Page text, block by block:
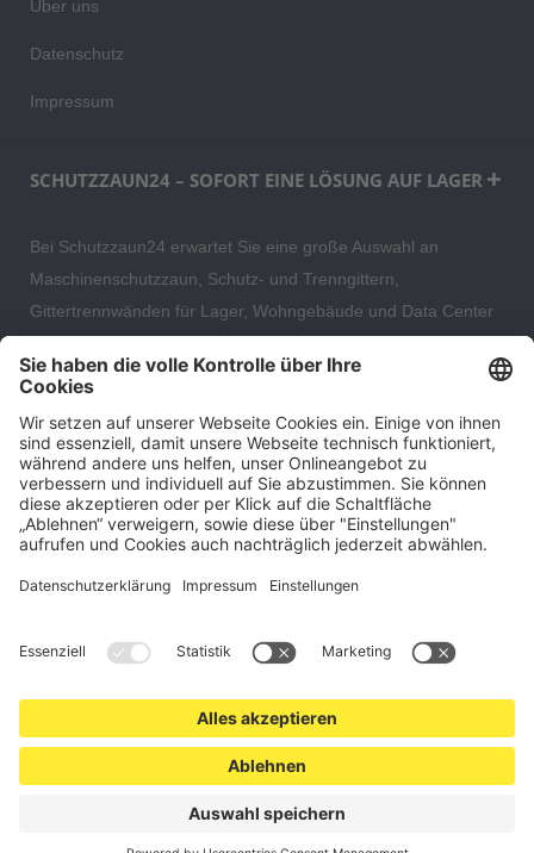
Über uns
Datenschutz
Impressum
SCHUTZZAUN24 – SOFORT EINE LÖSUNG AUF LAGER
Bei Schutzzaun24 erwartet Sie eine große Auswahl an
Maschinenschutzzaun, Schutz- und Trenngittern,
Gittertrennwänden für Lager, Wohngebäude und Data Center
hochwertige Gartenzäune und Zaunsysteme für die sichere
öffentlichen Grundstücken. Darüber hinaus finden Sie bei uns
Produkte der Betriebsausstattung, wie Absperrtechnik,
Transportgeräte, Verkehrssicherung sowie Bau- und
Eventsicherung.
Cookie-Einstellungen Über uns
freibleibend. Solange der Vorrat reicht.
© 2026 schutzzaun24.de